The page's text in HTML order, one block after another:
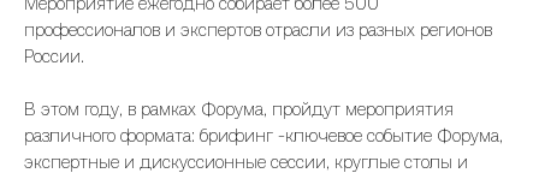
профессионалов и экспертов отрасли из разных регионов
России.
В этом году, в рамках Форума, пройдут мероприятия
различного формата: брифинг -ключевое событие Форума,
экспертные и дискуссионные сессии, круглые столы и